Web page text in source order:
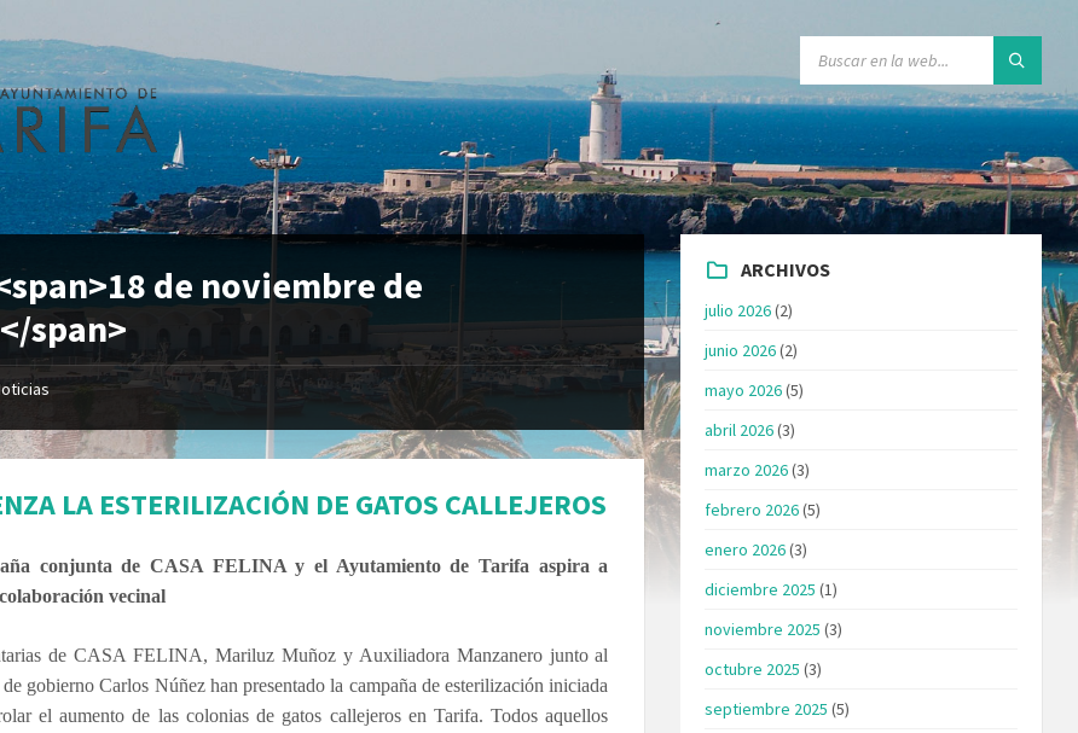
de noviembre de
span>
LA ESTERILIZACIÓN DE GATOS CALLEJEROS
conjunta de CASA FELINA y el Ayutamiento de Tarifa aspira a
vecinal
de CASA FELINA, Mariluz Muñoz y Auxiliadora Manzanero junto al
gobierno Carlos Núñez han presentado la campaña deesterilización iniciada
el aumento de las colonias de gatos callejeros en Tarifa. Todos aquellos
ARCHIVOS
julio 2026(2)
junio 2026(2)
mayo 2026(5)
abril 2026(3)
marzo 2026(3)
febrero 2026(5)
enero 2026(3)
diciembre 2025 (1)
noviembre 2025 (3)
octubre 2025 (3)
septiembre 2025 (5)